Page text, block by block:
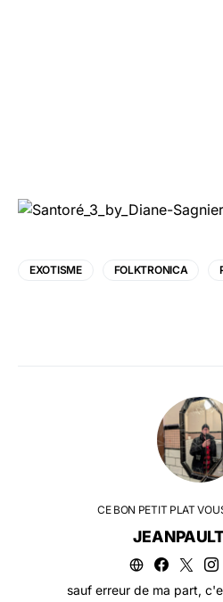
EXOTISME FOLKTRONICA
CE BON PETIT PLAT
sauf erreur de ma part,